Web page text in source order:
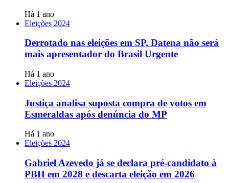
Há 1 ano
Eleições 2024
Derrotado nas eleições em SP, Datena não será
mais apresentador do Brasil Urgente
Há 1 ano
Eleições 2024
Justiça analisa suposta compra de votos em
Esmeraldas após denúncia do MP
Há 1 ano
Eleições 2024
Gabriel Azevedo já se declara pré-candidato à
PBH em 2028 e descarta eleição em 2026